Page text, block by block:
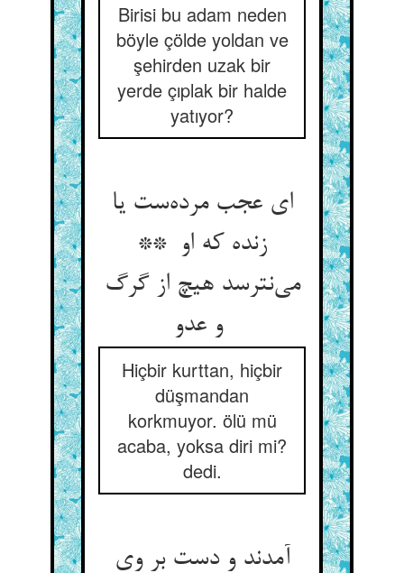
Birisi bu adam neden
böyle çölde yoldan ve
şehirden uzak bir
yerde çıplak bir halde
yatıyor?
ای عجب مرده‌ست یا
زنده که او **
می‌نترسد هیچ از گرگ
و عدو
Hiçbir kurttan, hiçbir
düşmandan
korkmuyor. ölü mü
acaba, yoksa diri mi?
dedi.
آمدند و دست بر وی